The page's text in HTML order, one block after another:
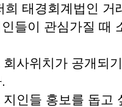
희 태경회계법인 거
들이 관심가질 때
회사위치가 공개되
지인들 홍보를 돕고